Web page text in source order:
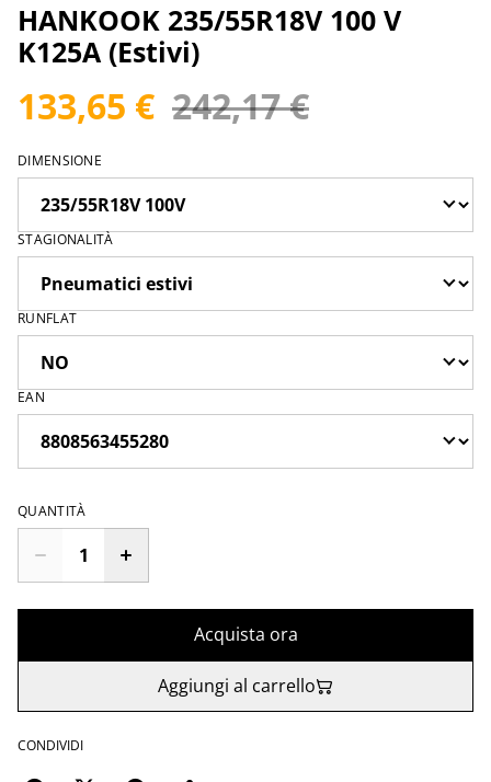
HANKOOK 235/55R18V 100 V
K125A (Estivi)
133,65 € 242,17 €
DIMENSIONE
STAGIONALITÀ
RUNFLAT
EAN
QUANTITÀ
Acquista ora
Aggiungi al carrello
CONDIVIDI